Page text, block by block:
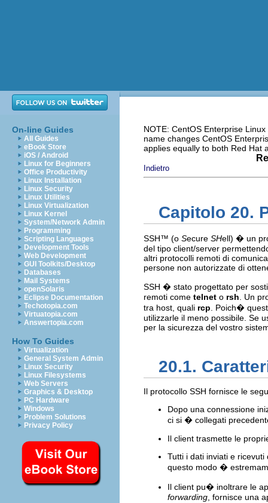
On-line Guides
All Guides
eBook Store
iOS / Android
Linux for Beginners
Office Productivity
Linux Installation
Linux Security
Linux Utilities
Linux Virtualization
Linux Kernel
System/Network Admin
Programming
Scripting Languages
Development Tools
Web Development
GUI Toolkits/Desktop
Databases
Mail Systems
openSolaris
Eclipse Documentation
Techotopia.com
Virtuatopia.com
Answertopia.com
How To Guides
Virtualization
General System Admin
Linux Security
Linux Filesystems
Web Servers
Graphics & Desktop
PC Hardware
Windows
Problem Solutions
Privacy Policy
NOTE: CentOS Enterprise
name changes CentOS
applies equally to both Red Hat
Indietro
Capitolo 20.
SSH™ (o Secure SHell) � un
del tipo client/server
altri protocolli remoti di
persone non autorizzate di
SSH � stato progettato per
remoti come telnet o rsh . Un
tra host, quali rcp . Poich�
utilizzarle il meno possibile. Se
per la sicurezza del vostro
20.1.
Il protocollo SSH fornisce le
Dopo una connessione
ci si � collegati
Il client trasmette le
Tutti i dati inviati e
questo modo �
Il client pu� inoltrare le
forwarding, fornisce una